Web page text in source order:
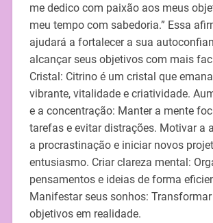
me dedico com paixão aos meus
meu tempo com sabedoria.” Essa
ajudará a fortalecer a sua
alcançar seus objetivos com mais
Cristal: Citrino é um cristal que
vibrante, vitalidade e criatividade.
e a concentração: Manter a mente
tarefas e evitar distrações. Motivar a
a procrastinação e iniciar novos
entusiasmo. Criar clareza mental:
pensamentos e ideias de forma
Manifestar seus sonhos:
objetivos em realidade.